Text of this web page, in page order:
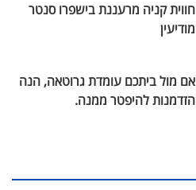
חווית קניה מרעננת בישפרו סנטר
מודיעין
אם מול ביתכם עומדת גרוטאה, הנה
הזדמנות להיפטר ממנה.